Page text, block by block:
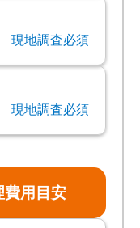
現地調査必須
現地調査必須
費用目安